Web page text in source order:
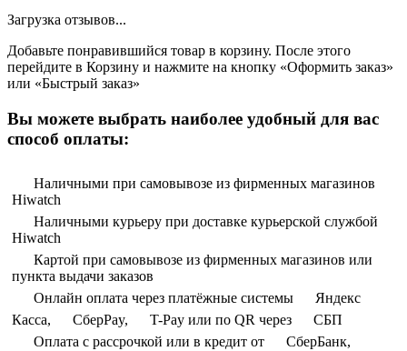
Загрузка отзывов...
Добавьте понравившийся товар в корзину. После этого
перейдите в Корзину и нажмите на кнопку «Оформить заказ»
или «Быстрый заказ»
Вы можете выбрать наиболее удобный для вас
способ оплаты:
Наличными при самовывозе из фирменных магазинов
Hiwatch
Наличными курьеру при доставке курьерской службой
Hiwatch
Картой при самовывозе из фирменных магазинов или
пункта выдачи заказов
Онлайн оплата через платёжные системы
Яндекс
Касса,
СберPay, T-Pay или по QR через
СБП
Оплата с рассрочкой или в кредит от
СберБанк,